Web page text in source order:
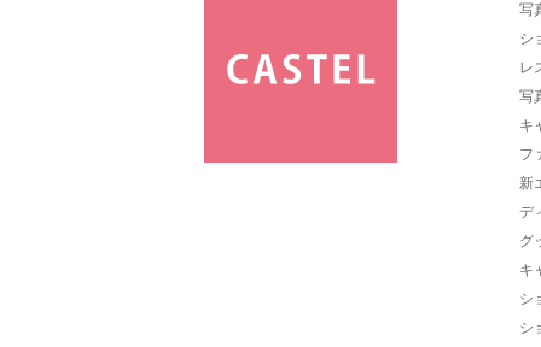
写
シ
レ
写
キ
フ
新
デ
グ
キ
シ
シ